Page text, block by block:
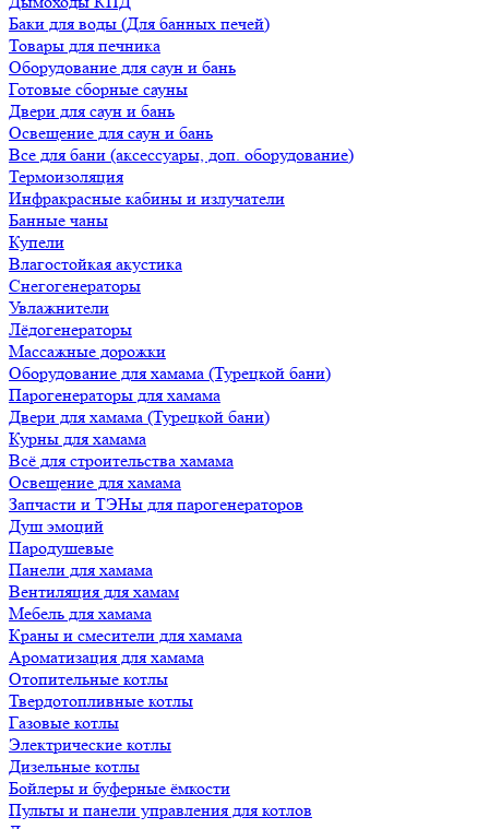
Баки для воды (Для банных печей)
Товары для печника
Оборудование для саун и бань
Готовые сборные сауны
Двери для саун и бань
Освещение для саун и бань
Все для бани (аксессуары, доп. оборудование)
Термоизоляция
Инфракрасные кабины и излучатели
Банные чаны
Купели
Влагостойкая акустика
Снегогенераторы
Увлажнители
Лёдогенераторы
Массажные дорожки
Оборудование для хамама (Турецкой бани)
Парогенераторы для хамама
Двери для хамама (Турецкой бани)
Курны для хамама
Всё для строительства хамама
Освещение для хамама
Запчасти и ТЭНы для парогенераторов
Душ эмоций
Пародушевые
Панели для хамама
Вентиляция для хамам
Мебель для хамама
Краны и смесители для хамама
Ароматизация для хамама
Отопительные котлы
Твердотопливные котлы
Газовые котлы
Электрические котлы
Дизельные котлы
Бойлеры и буферные ёмкости
Пульты и панели управления для котлов